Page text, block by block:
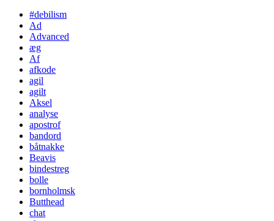
#debilism
Ad
Advanced
æg
Af
afkode
agil
agilt
Aksel
analyse
apostrof
bandord
båtnakke
Beavis
bindestreg
bolle
bornholmsk
Butthead
chat